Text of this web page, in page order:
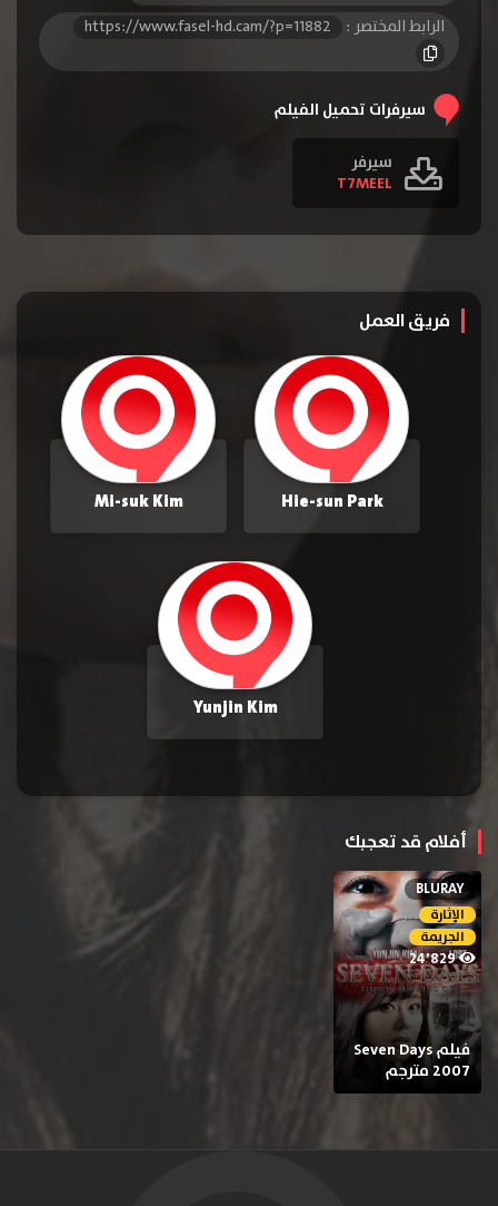
الرابط المختصر :
https://www.fasel-hd.cam/?p=11882
سيرفرات تحميل الفيلم
سيرفر
T7MEEL
فريق العمل
Hie-sun Park
Mi-suk Kim
Yunjin Kim
أفلام قد تعجبك
BLURAY
الإثارة
الجريمة
24٬829
فيلم Seven Days
2007 مترجم